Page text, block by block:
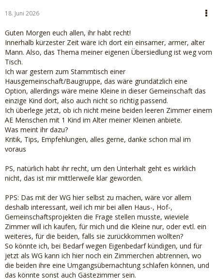
18. Juni 2026
Guten Morgen euch allen, ihr habt recht!
Innerhalb kürzester Zeit wäre ich dort ein einsamer, armer, alter
Mann. Also, das Thema meiner eigenen Übersiedlung ist weg vom
Tisch.
Ich war gestern zum Stammtisch einer
Hausgemeinschaft/Baugruppe, das wäre grundätzlich eine
Option, allerdings wäre meine Kleine in dieser Gemeinschaft das
einzige Kind dort, also auch nicht so richtig passend.
Ich überlege jetzt, ob ich nicht meine beiden leeren Zimmer einem
AE Menschen mit 1 Kind im Alter meiner Kleinen anbiete.
Was meint ihr dazu?
Kritik, Tips, Empfehlungen, alles gerne, danke schon mal im
voraus
PS, natürlich habt ihr recht, um den Unterhalt geht es wirklich
nicht, das ist mir mittlerweile klar geworden.
PPS: Das mit der WG hier selbst zu machen, wäre vor allem
deshalb interessant, weil ich mir bei allen Haus-, Hof-,
Gemeinschaftsprojekten die Frage stellen musste, wieviele
Zimmer will ich kaufen, für mich und die Kleine nur, oder evtl. ein
weiteres, für die beiden, falls sie zurückkommen wollten?
So könnte ich, bei Bedarf wegen Eigenbedarf kündigen, und für
jetzt als WG kann ich hier noch ein Zimmerchen abtrennen, wo
die beiden ihre eine Umgangsübernachtung schlafen können, und
das könnte sonst auch Gästezimmer sein.